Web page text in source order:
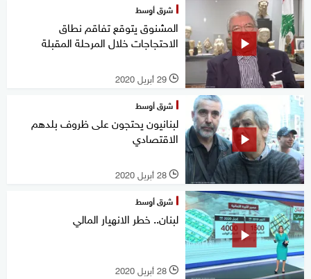
شرق أوسط
المشنوق يتوقع تفاقم نطاق
الاحتجاجات خلال المرحلة المقبلة
l 29 أبريل 2020
شرق أوسط
لبنانيون يحتجون على ظروف بلدهم
الاقتصادي
l 28 أبريل 2020
شرق أوسط
لبنان.. خطر الانهيار المالي
l 28 أبريل 2020